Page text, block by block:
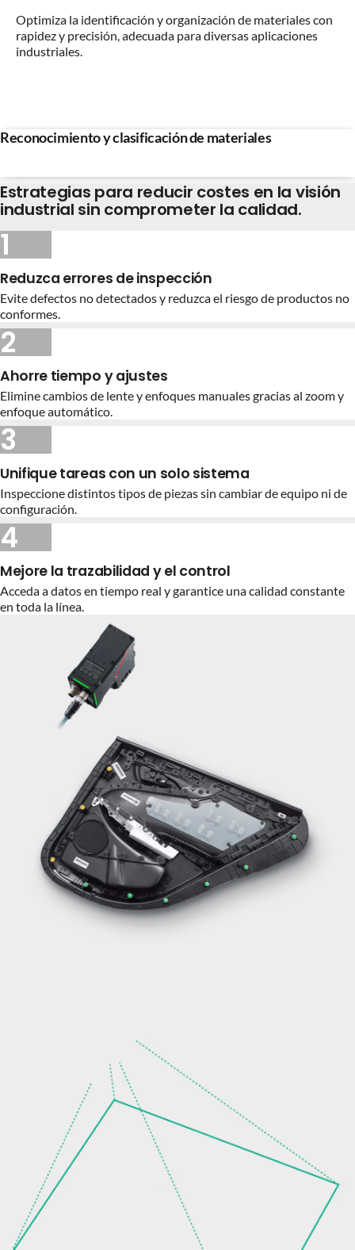
Optimiza la identificación y organización de materiales con
rapidez y precisión, adecuada para diversas aplicaciones
industriales.
Reconocimiento y clasificación de materiales
Estrategias para reducir costes en la visión
industrial sin comprometer la calidad.
1
Reduzca errores de inspección
Evite defectos no detectados y reduzca el riesgo de productos no
conformes.
2
Ahorre tiempo y ajustes
Elimine cambios de lente y enfoques manuales gracias al zoom y
enfoque automático.
3
Unifique tareas con un solo sistema
Inspeccione distintos tipos de piezas sin cambiar de equipo ni de
configuración.
4
Mejore la trazabilidad y el control
Acceda a datos en tiempo real y garantice una calidad constante
en toda la línea.